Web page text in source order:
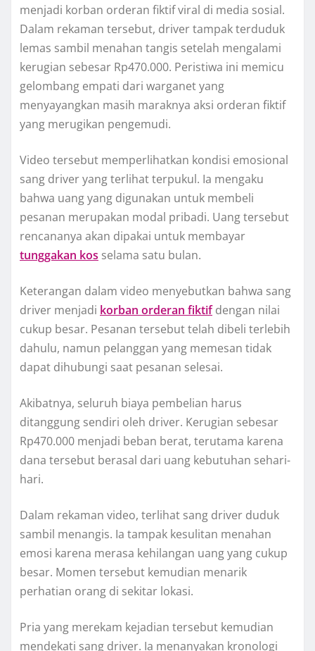
menjadi korban orderan fiktif viral di media sosial.
Dalam rekaman tersebut, driver tampak terduduk
lemas sambil menahan tangis setelah mengalami
kerugian sebesar Rp470.000. Peristiwa ini memicu
gelombang empati dari warganet yang
menyayangkan masih maraknya aksi orderan fiktif
yang merugikan pengemudi.
Video tersebut memperlihatkan kondisi emosional
sang driver yang terlihat terpukul. Ia mengaku
bahwa uang yang digunakan untuk membeli
pesanan merupakan modal pribadi. Uang tersebut
rencananya akan dipakai untuk membayar
tunggakan kos selama satu bulan.
Keterangan dalam video menyebutkan bahwa sang
driver menjadi korban orderan fiktifdengan nilai
cukup besar. Pesanan tersebut telah dibeli terlebih
dahulu, namun pelanggan yang memesan tidak
dapat dihubungi saat pesanan selesai.
Akibatnya, seluruh biaya pembelian harus
ditanggung sendiri oleh driver. Kerugian sebesar
Rp470.000 menjadi beban berat, terutama karena
dana tersebut berasal dari uang kebutuhan sehari-
hari.
Dalam rekaman video, terlihat sang driver duduk
sambil menangis. Ia tampak kesulitan menahan
emosi karena merasa kehilangan uang yang cukup
besar. Momen tersebut kemudian menarik
perhatian orang di sekitar lokasi.
Pria yang merekam kejadian tersebut kemudian
mendekati sang driver. Ia menanyakan kronologi